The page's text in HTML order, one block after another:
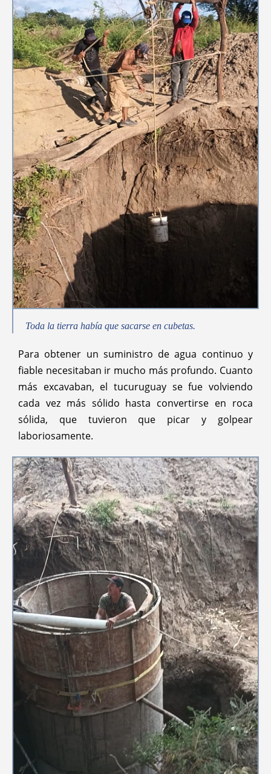
Toda la tierra había que sacarse en cubetas.
Para obtener un suministro de agua continuo y
fiable necesitaban ir mucho más profundo. Cuanto
más excavaban, el tucuruguay se fue volviendo
cada vez más sólido hasta convertirse en roca
sólida, que tuvieron que picar y golpear
laboriosamente.